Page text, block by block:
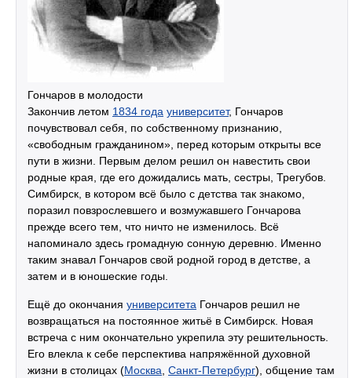
Гончаров в молодости
Закончив летом 1834 года университет, Гончаров
почувствовал себя, по собственному признанию,
«свободным гражданином», перед которым открыты все
пути в жизни. Первым делом решил он навестить свои
родные края, где его дожидались мать, сестры, Трегубов.
Симбирск, в котором всё было с детства так знакомо,
поразил повзрослевшего и возмужавшего Гончарова
прежде всего тем, что ничто не изменилось. Всё
напоминало здесь громадную сонную деревню. Именно
таким знавал Гончаров свой родной город в детстве, а
затем и в юношеские годы.
Ещё до окончания университета Гончаров решил не
возвращаться на постоянное житьё в Симбирск. Новая
встреча с ним окончательно укрепила эту решительность.
Его влекла к себе перспектива напряжённой духовной
жизни в столицах (Москва Санкт-Петербург), общение там